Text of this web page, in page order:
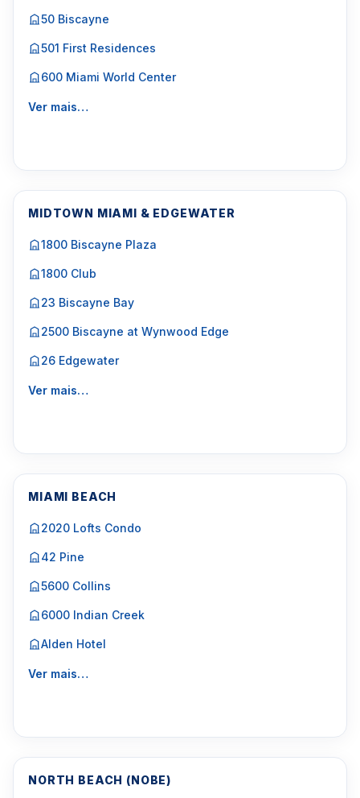
50 Biscayne
501 First Residences
600 Miami World Center
Ver mais…
MIDTOWN MIAMI & EDGEWATER
1800 Biscayne Plaza
1800 Club
23 Biscayne Bay
2500 Biscayne at Wynwood Edge
26 Edgewater
Ver mais…
MIAMI BEACH
2020 Lofts Condo
42 Pine
5600 Collins
6000 Indian Creek
Alden Hotel
Ver mais…
NORTH BEACH (NOBE)